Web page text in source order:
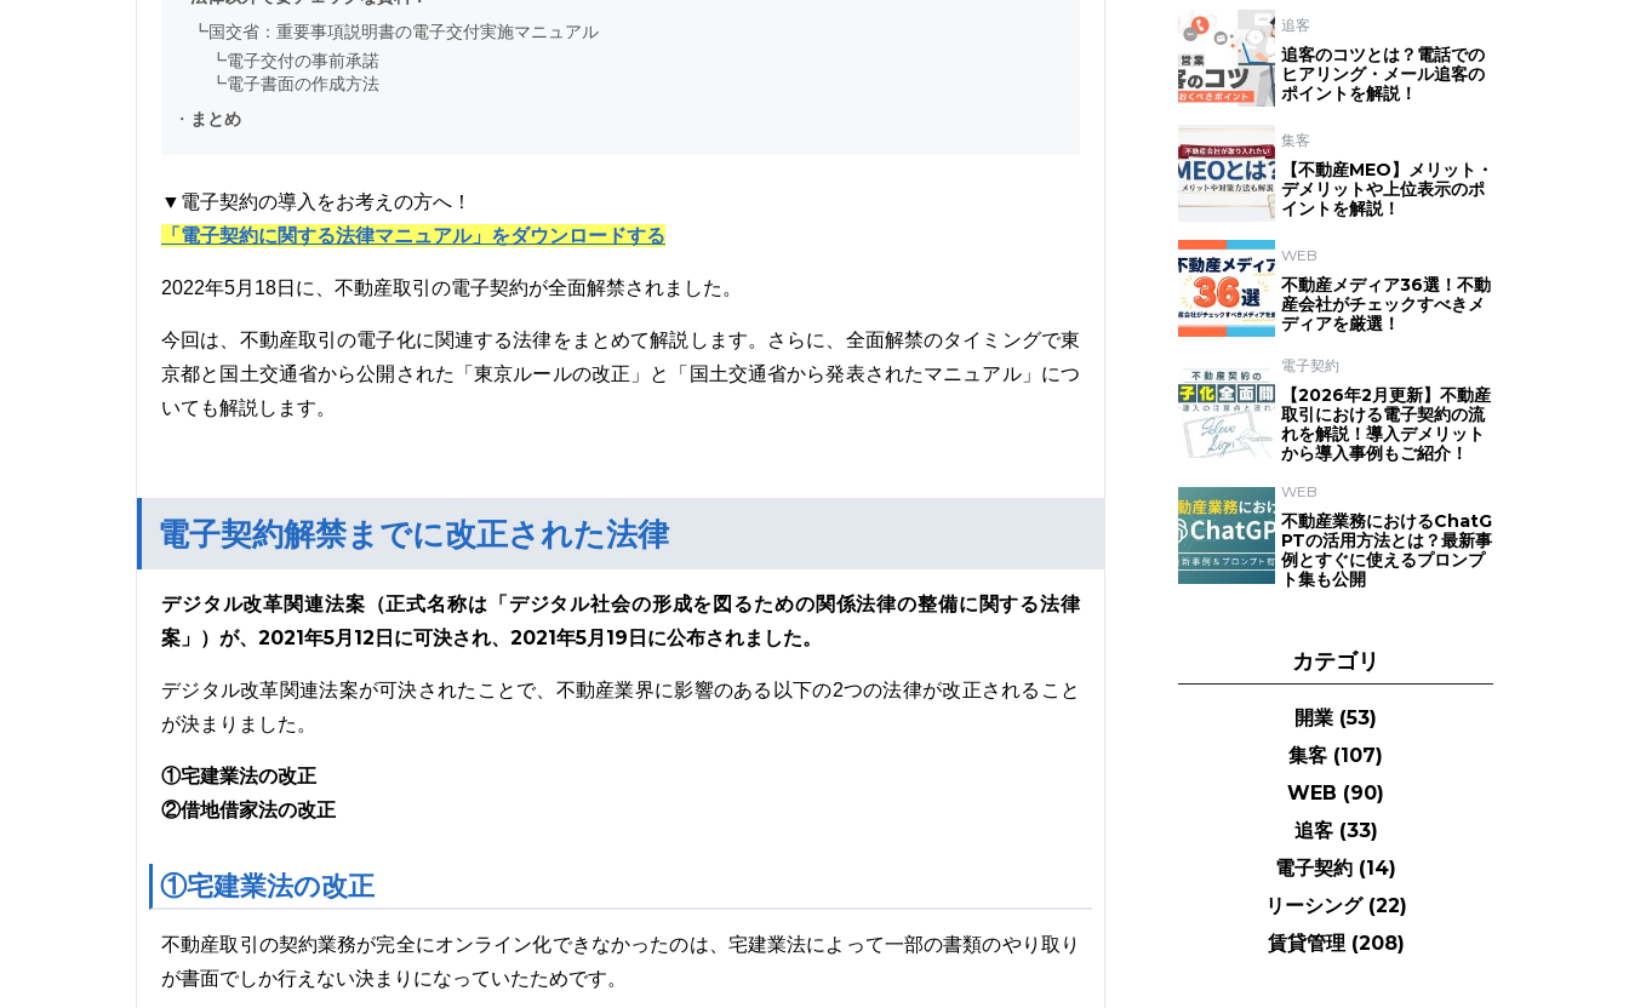
┗国交省：重要事項説明書の電子交付実施マニュアル
┗電子交付の事前承諾
┗電子書面の作成方法
・ まとめ
▼電子契約の導入をお考えの方へ！
「電子契約に関する法律マニュアル」をダウンロードする
2022年5月18日に、不動産取引の電子契約が全面解禁されました。
今回は、不動産取引の電子化に関連する法律をまとめて解説します。さらに、全面解禁のタイミングで東
京都と国土交通省から公開された「東京ルールの改正」と「国土交通省から発表されたマニュアル」につ
いても解説します。
電子契約解禁までに改正された法律
デジタル改革関連法案（正式名称は「デジタル社会の形成を図るための関係法律の整備に関する法律
案」）が、2021年5月12日に可決され、2021年5月19日に公布されました。
デジタル改革関連法案が可決されたことで、不動産業界に影響のある以下の2つの法律が改正されること
が決まりました。
①宅建業法の改正
②借地借家法の改正
①宅建業法の改正
不動産取引の契約業務が完全にオンライン化できなかったのは、宅建業法によって一部の書類のやり取り
が書面でしか行えない決まりになっていたためです。
追客
追客のコツとは？電話での
ヒアリング・メール追客の
ポイントを解説！
集客
【不動産MEO】メリット・
デメリットや上位表示のポ
イントを解説！
WEB
不動産メディア36選！不動
産会社がチェックすべきメ
ディアを厳選！
電子契約
【2026年2月更新】不動産
取引における電子契約の流
れを解説！導入デメリット
から導入事例もご紹介！
WEB
不動産業務におけるChatG
PTの活用方法とは？最新事
例とすぐに使えるプロンプ
ト集も公開
カテゴリ
開業 (53)
集客 (107)
WEB (90)
追客 (33)
電子契約 (14)
リーシング (22)
賃貸管理 (208)